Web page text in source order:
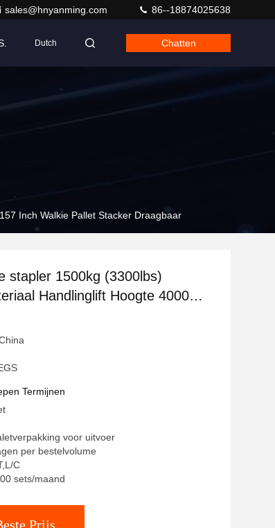
sales@hnyanming.com 86--18874025638
Dutch Chatten
Inch Walkie Pallet Stacker Draagbaar
stapler 1500kg (3300lbs)
Handlinglift Hoogte 4000mm
Stacker Draagbaar
Termijnen
voor uitvoer
per bestelvolume
C
sets/maand
Prijs